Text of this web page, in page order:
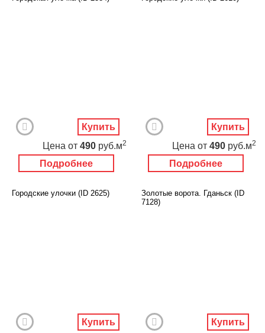
Подробнее
Цена от 490 руб.м2
Купить
Подробнее
Цена от 490 руб.м2
Купить
Городские улочки (ID 2625)
Купить
Золотые ворота. Гданьск (ID
7128)
Купить